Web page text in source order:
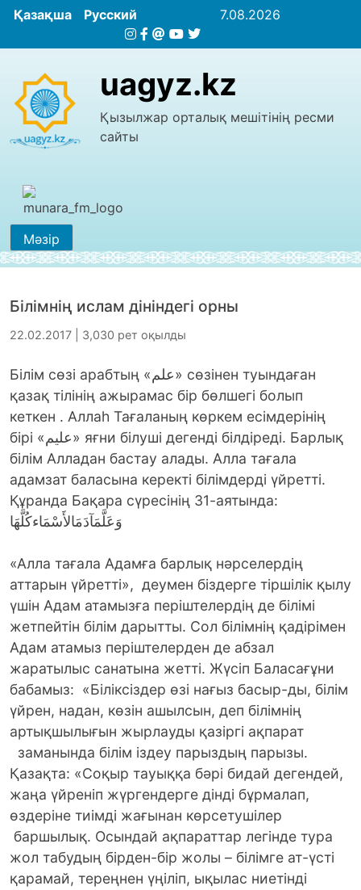
Қазақша Русский 7.08.2026
uagyz.kz
Қызылжар орталық мешітінің ресми
сайты
Мәзір
Білімнің ислам дініндегі орны
22.02.2017 | 3,030 рет оқылды
Білім сөзі арабтың «علم» сөзінен туындаған
қазақ тілінің ажырамас бір бөлшегі болып
кеткен . Аллаһ Тағаланың көркем есімдерінің
бірі «عليم» яғни білуші дегенді білдіреді. Барлық
білім Алладан бастау алады. Алла тағала
адамзат баласына керекті білімдерді үйретті.
Құранда Бақара сүресінің 31-аятында:
وَعَلَّمَآدَمَالأَسْمَاءكُلَّهَا
«Алла тағала Адамға барлық нәрселердің
аттарын үйретті», деумен біздерге тіршілік қылу
үшін Адам атамызға періштелердің де білімі
жетпейтін білім дарытты. Сол білімнің қадірімен
Адам атамыз періштелерден де абзал
жаратылыс санатына жетті. Жүсіп Баласағұни
бабамыз: «Біліксіздер өзі нағыз басыр-ды, білім
үйрен, надан, көзін ашылсын, деп білімнің
артықшылығын жырлауды қазіргі ақпарат
заманында білім іздеу парыздың парызы.
Қазақта: «Соқыр тауыққа бәрі бидай дегендей,
жаңа үйреніп жүргендерге дінді бұрмалап,
өздеріне тиімді жағынан көрсетушілер
баршылық. Осындай ақпараттар легінде тура
жол табудың бірден-бір жолы – білімге ат-үсті
қарамай, тереңнен үңіліп, ықылас ниетінді